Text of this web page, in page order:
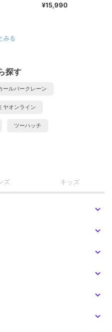
¥15,990
みる
探す
ールパークレーン
ヤオンライン
ツーハッチ
ズ キッズ